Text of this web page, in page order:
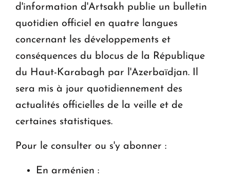
en Arménie
Le premier hôtel Hyatt Regency d'Arménie
ouvrira ses portes à Dilijan
d'information d'Artsakh publie un bulletin
quotidien officiel en quatre langues
concernant les développements et
conséquences du blocus de la République
du Haut-Karabagh par l'Azerbaïdjan. Il
sera mis à jour quotidiennement des
actualités officielles de la veille et de
certaines statistiques.
Pour le consulter ou s'y abonner :
En arménien :